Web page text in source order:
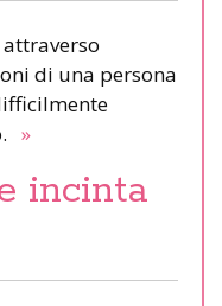
di una persona
»
incinta